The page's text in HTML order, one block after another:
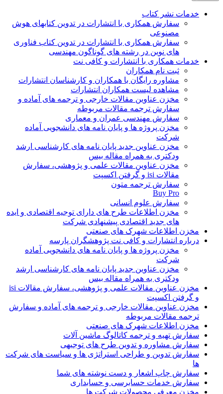
خدمات نشر کتاب
سفارش همکاری با انتشارات در تدوین کتابهای هوش
مصنوعی
سفارش همکاری با انتشارات در تدوین کتاب فناوری
های نوین در رشته های گوناگون مهندسی
خدمات همکاری با انتشارات و کافی نت
ثبت نام همکاران
مشاوره رایگان با همکاران و کارشناسان انتشارات
مشاهده لیست همکاران انتشارات
مخزن عناوین مقالات خارجی و ترجمه های آماده و
سفارش ترجمه مقالات مربوطه
سفارش مهندسی عمران و معماری
مخزن پروژه ها و پایان نامه های دانشجویی آماده
شرکت
مخزن عناوین جدید پایان نامه های کارشناسی ارشد
ودکتری به همراه مقاله بیس
مخزن عناوین مقالات علمی و پژوهشی، سفارش
مقالات isi و گرفتن اکسپت
سفارش ترجمه متون
Buy Pro
سفارش علوم انسانی
مخزن اطلاعات طرح های دارای توجیه اقتصادی و ایده
های جدید اقتصادی پیشنهادی شرکت
مخزن اطلاعات شهرک های صنعتی
درباره انتشارات و کافی نت پژوهشگران پارسه
مخزن پروژه ها و پایان نامه های دانشجویی آماده
شرکت
مخزن عناوین جدید پایان نامه های کارشناسی ارشد
ودکتری به همراه مقاله بیس
مخزن عناوین مقالات علمی و پژوهشی، سفارش مقالات isi
و گرفتن اکسپت
مخزن عناوین مقالات خارجی و ترجمه های آماده و سفارش
ترجمه مقالات مربوطه
مخزن اطلاعات شهرک های صنعتی
سفارش تهیه و ترجمه کاتالوگ ماشین آلات
سفارش مشاوره و تدوین طرح های توجیهی
سفارش تدوین و طراحی استراتژی ها و سیاست های شرکت
ها
سفارش چاپ اشعار و دست نوشته های شما
سفارش خدمات حسابرسی و حسابداری
مخزن معرفی محصولات شرکت ها